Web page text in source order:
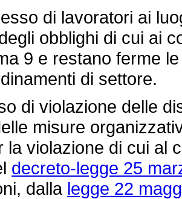
di lavoratori ai
obblighi di cui ai
9 e restano ferme
di settore.
di violazione delle
misure
la violazione di cui al
decreto-legge 25
dalla legge 22